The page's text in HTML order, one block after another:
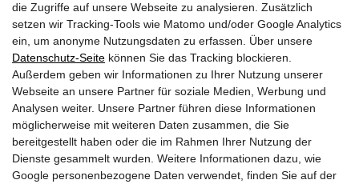
die Zugriffe auf unsere Webseite zu analysieren. Zusätzlich
setzen wir Tracking-Tools wie Matomo und/oder Google Analytics
ein, um anonyme Nutzungsdaten zu erfassen. Über unsere
Datenschutz-Seite können Sie das Tracking blockieren.
Außerdem geben wir Informationen zu Ihrer Nutzung unserer
Webseite an unsere Partner für soziale Medien, Werbung und
Analysen weiter. Unsere Partner führen diese Informationen
möglicherweise mit weiteren Daten zusammen, die Sie
bereitgestellt haben oder die im Rahmen Ihrer Nutzung der
Dienste gesammelt wurden. Weitere Informationen dazu, wie
Google personenbezogene Daten verwendet, finden Sie auf der
November
HEUTE
2027
November 2027
Es wurden leider keine Veranstaltungen gefunden ....